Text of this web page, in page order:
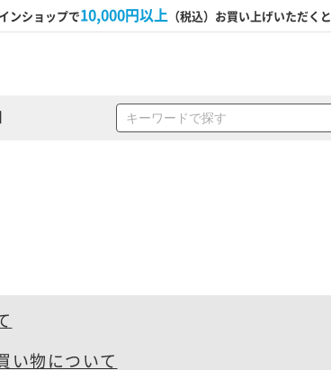
ンショップで10,000円以上 （税込）お買い上げいただくと
い物について